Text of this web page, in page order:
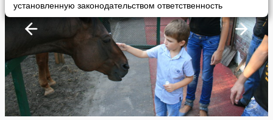
установленную законодательством ответственность